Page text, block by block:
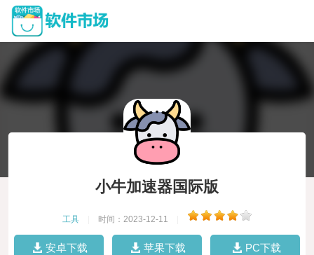
小牛加速器国际版
工具 时间：2023-12-11
安卓下载 苹果下载 PC下载